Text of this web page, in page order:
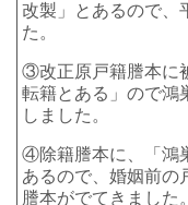
改製」とあるので、
た。
③改正原戸籍謄本に
転籍とある」ので鴻
しました。
④除籍謄本に、「鴻
あるので、婚姻前の
謄本がでてきました